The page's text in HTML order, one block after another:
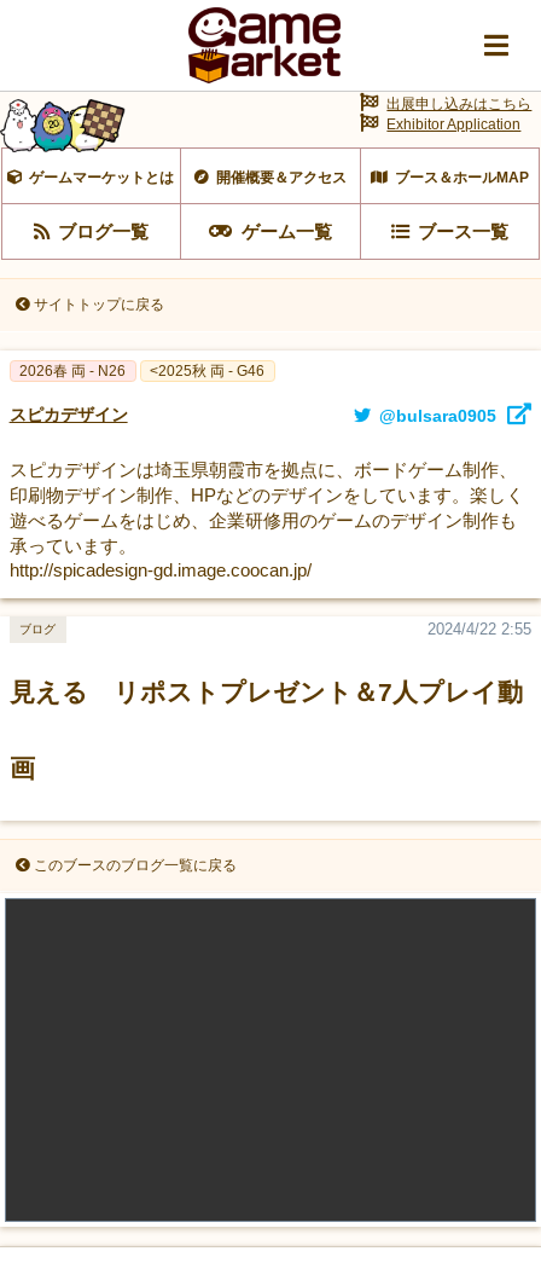
ゲームマーケットとは 開催概要＆アクセス ブース＆ホールMAP
ブログ一覧 ゲーム一覧 ブース一覧
出展申し込みはこちら
Exhibitor Application
サイトトップに戻る
2026春 両 - N26 <2025秋 両 - G46
スピカデザイン @bulsara0905
スピカデザインは埼玉県朝霞市を拠点に、ボードゲーム制作、
印刷物デザイン制作、HPなどのデザインをしています。楽しく
遊べるゲームをはじめ、企業研修用のゲームのデザイン制作も
承っています。
http://spicadesign-gd.image.coocan.jp/
見える リポストプレゼント＆7人プレイ動
画
2024/4/22 2:55
ブログ
このブースのブログ一覧に戻る